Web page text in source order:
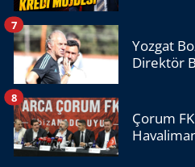
Yozgat
Direktör
7
Çorum
8